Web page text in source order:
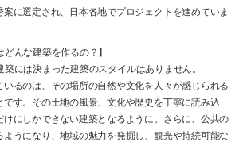
に選定され、日本各地でプロジェクトを進めていま
どんな建築を作るの？】
築には決まった建築のスタイルはありません。
いるのは、その場所の自然や文化を人々が感じられる
です。その土地の風景、文化や歴史を丁寧に読み込
けにしかできない建築となるように。さらに、公共の
ようになり、地域の魅力を発掘し、観光や持続可能な